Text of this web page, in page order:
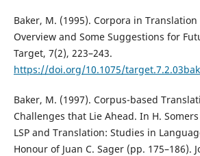
Baker, M. (1995). Corpora in Translation
Overview and Some Suggestions for
Target, 7(2), 223–243.
https://doi.org/10.1075/target.7.2.03bak
Baker, M. (1997). Corpus-based
Challenges that Lie Ahead. In H.
LSP and Translation: Studies in
Honour of Juan C. Sager (pp. 175–186).